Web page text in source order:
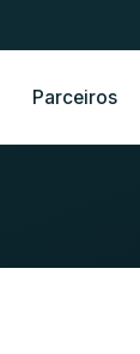
Parceiros